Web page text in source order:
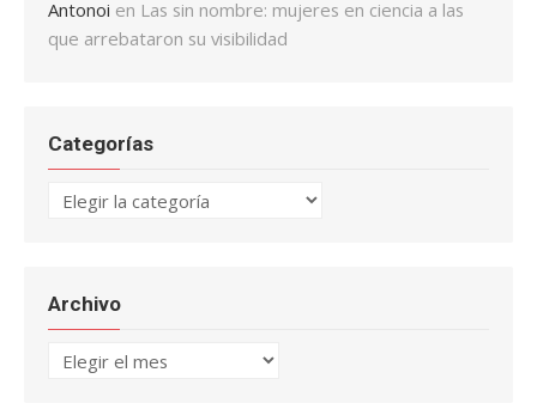
Antonoi en Las sin nombre: mujeres en ciencia a las
que arrebataron su visibilidad
Categorías
Categorías
Archivo
Archivo